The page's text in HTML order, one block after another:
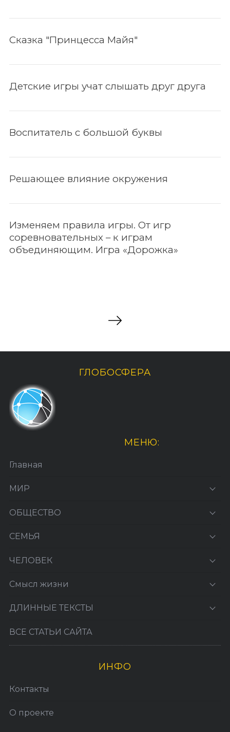
Сказка "Принцесса Майя"
Детские игры учат слышать друг друга
Воспитатель с большой буквы
Решающее влияние окружения
Изменяем правила игры. От игр
соревновательных – к играм
объединяющим. Игра «Дорожка»
ГЛОБОСФЕРА
МЕНЮ:
Главная
МИР
ОБЩЕСТВО
СЕМЬЯ
ЧЕЛОВЕК
Смысл жизни
ДЛИННЫЕ ТЕКСТЫ
ВСЕ СТАТЬИ САЙТА
ИНФО
Контакты
О проекте